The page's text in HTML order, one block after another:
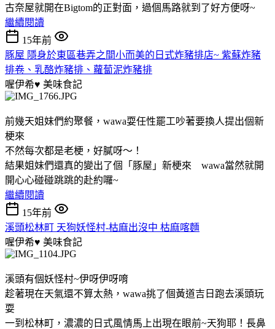
古奈屋就開在Bigtom的正對面，過個馬路就到了好方便呀~
繼續閱讀
15年前
豚屋 隱身於東區巷弄之間小而美的日式炸豬排店~ 紫蘇炸豬
排卷、乳酪炸豬排、蘿蔔泥炸豬排
喔伊希♥ 美味食記
前幾天姐妹們約聚餐，wawa耍任性罷工吵著要換人提出個新
梗來
不然每次都是老梗，好膩呀～！
結果姐妹們還真的變出了個「豚屋」新梗來 wawa當然就開
開心心碰碰跳跳的赴約囉~
繼續閱讀
15年前
溪頭松林町 天狗妖怪村-枯麻出沒中 枯麻喀麵
喔伊希♥ 美味食記
溪頭有個妖怪村~伊呀伊呀唷
趁著現在天氣還不算太熱，wawa挑了個黃道吉日跑去溪頭玩
耍
一到松林町，濃濃的日式風情馬上出現在眼前~天狗耶！長鼻